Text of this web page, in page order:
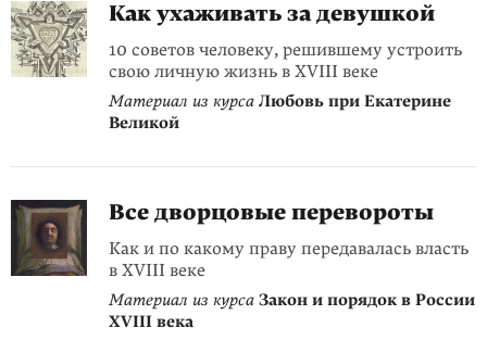
Как ухаживать за девушкой
10 советов человеку, решившему устроить
свою личную жизнь в XVIII веке
Материал из курса Любовь при Екатерине
Великой
Все дворцовые перевороты
Как и по какому праву передавалась власть
в XVIII веке
Материал из курса Закон и порядок в России
XVIII века